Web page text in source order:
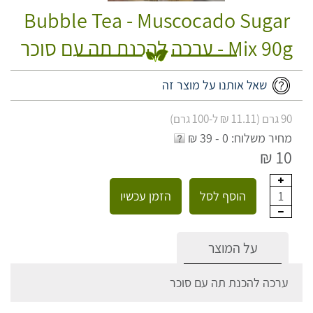
Bubble Tea - Muscocado Sugar
Mix 90g - ערכה להכנת תה עם סוכר
שאל אותנו על מוצר זה
90 גרם (11.11 ₪ ל-100 גרם)
מחיר משלוח: 0 - 39 ₪
10 ₪
1 הוסף לסל הזמן עכשיו
על המוצר
ערכה להכנת תה עם סוכר